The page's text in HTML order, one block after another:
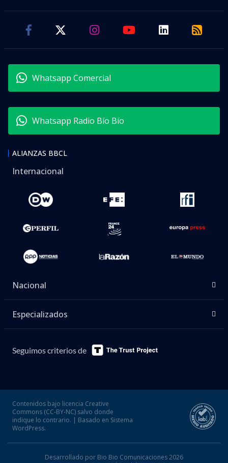
Whatsapp Comercial
Whatsapp Radio Bío Bío
ALIANZAS BBCL
Internacional
Nacional
Especializados
Seguimos criterios de
Contenidos bajo licencia Creative
Commons (CC-BY-NC) salvo donde
indique lo contrario. | Basado en Sistema
WordPress.
Desarrollado por Bio Bio Comunicaciones 2026